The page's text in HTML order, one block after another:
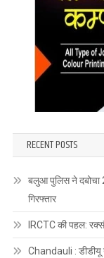
RECENT POSTS
बलुआ पुलिस ने दबोचा
गिरफ्तार
IRCTC की पहल:
Chandauli : डीडीयू